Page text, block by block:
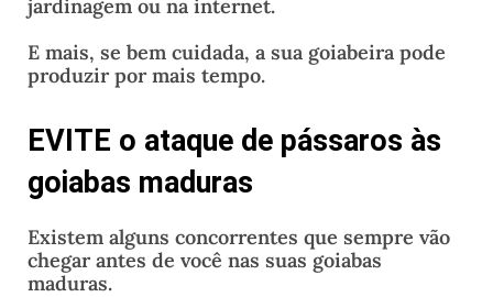
jardinagem ou na internet.
E mais, se bem cuidada, a sua goiabeira pode
produzir por mais tempo.
EVITE o ataque de pássaros às
goiabas maduras
Existem alguns concorrentes que sempre vão
chegar antes de você nas suas goiabas
maduras.